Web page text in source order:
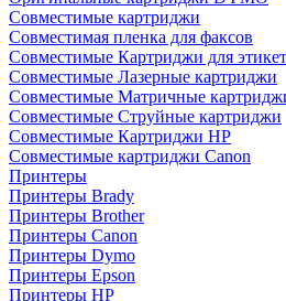
Совместимые картриджи
Совместимая пленка для факсов
Совместимые Картриджи для
Совместимые Лазерные картриджи
Совместимые Матричные
Совместимые Струйные картриджи
Совместимые Картриджи HP
Совместимые картриджи Canon
Принтеры
Принтеры Brady
Принтеры Brother
Принтеры Canon
Принтеры Dymo
Принтеры Epson
Принтеры HP